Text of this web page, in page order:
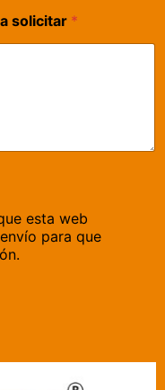
solicitar *
esta web
para que